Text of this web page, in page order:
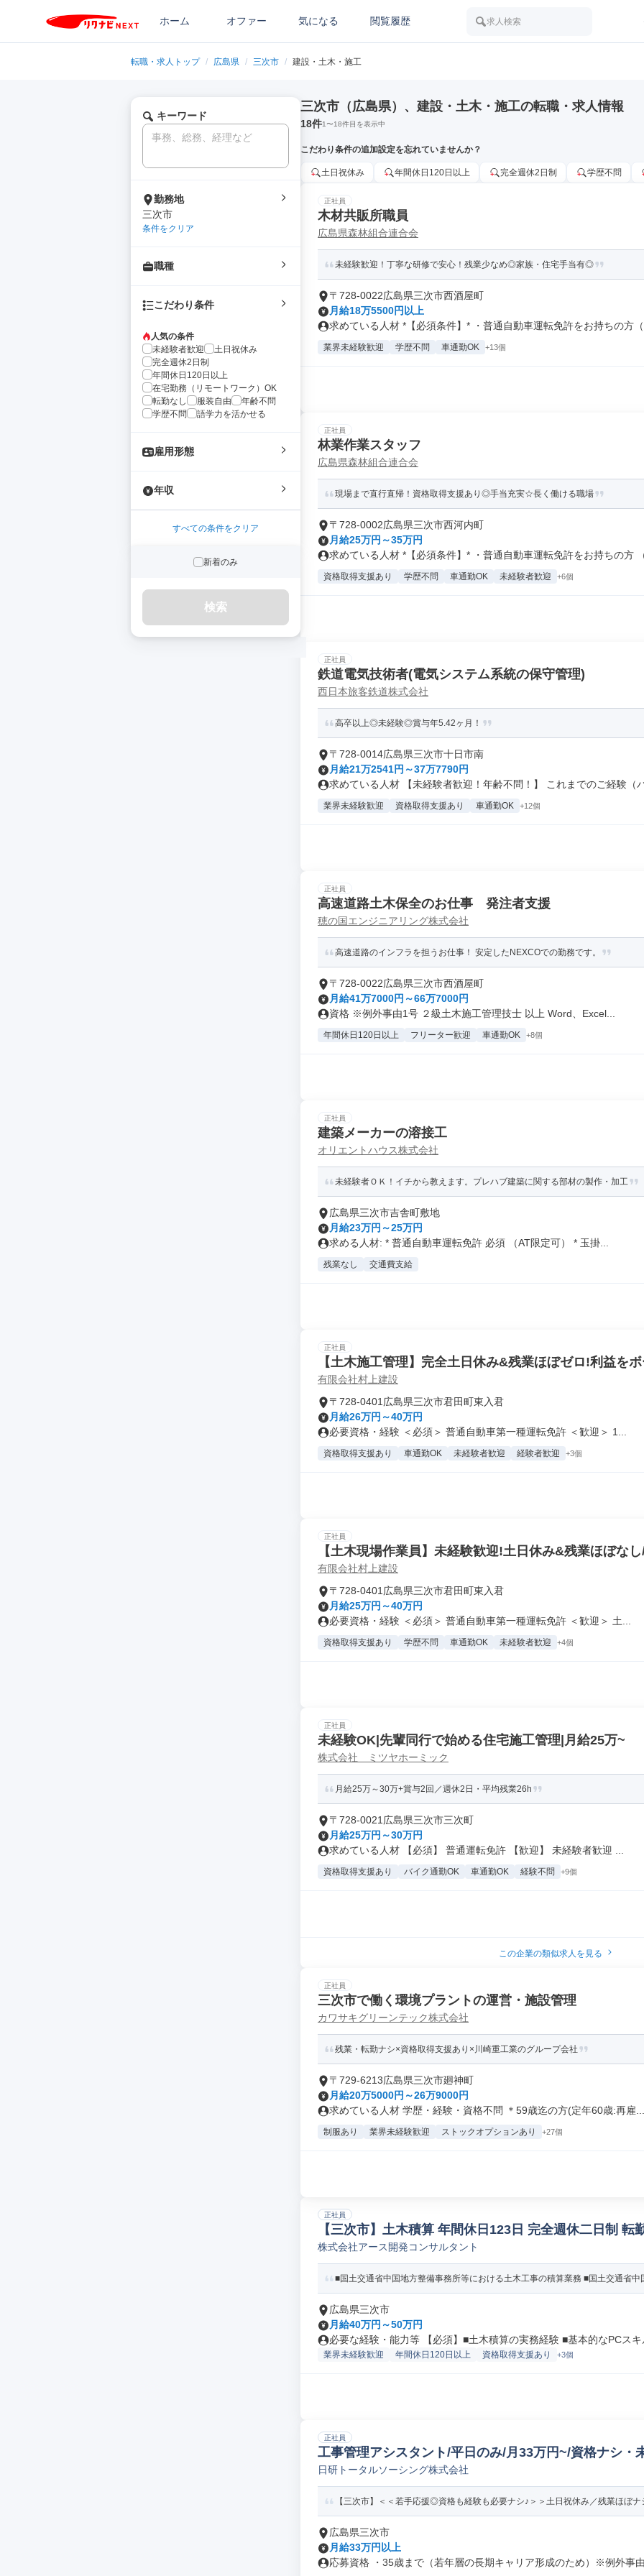
ホーム オファー 気になる 閲覧履歴 求人検索
転職・求人トップ / 広島県 / 三次市 / 建設・土木・施工
キーワード
勤務地
三次市
条件をクリア
職種
こだわり条件
人気の条件
未経験者歓迎
土日祝休み
完全週休2日制
年間休日120日以上
在宅勤務（リモートワーク）OK
転勤なし
服装自由
年齢不問
学歴不問
語学力を活かせる
雇用形態
年収
すべての条件をクリア
新着のみ
検索
三次市（広島県）、建設・土木・施工の転職・求人情報
18件1〜18件目を表示中
こだわり条件の追加設定を忘れていませんか？
土日祝休み 年間休日120日以上 完全週休2日制 学歴不問
正社員
木材共販所職員
広島県森林組合連合会
未経験歓迎！丁寧な研修で安心！残業少なめ◎家族・住宅手当有◎
〒728-0022広島県三次市西酒屋町
月給18万5500円以上
求めている人材 *【必須条件】* ・普通自動車運転免許をお持ちの方
業界未経験歓迎 学歴不問 車通勤OK +13個
正社員
林業作業スタッフ
広島県森林組合連合会
現場まで直行直帰！資格取得支援あり◎手当充実☆長く働ける職場
〒728-0002広島県三次市西河内町
月給25万円～35万円
求めている人材 *【必須条件】* ・普通自動車運転免許をお持ちの方
資格取得支援あり 学歴不問 車通勤OK 未経験者歓迎 +6個
正社員
鉄道電気技術者(電気システム系統の保守管理)
西日本旅客鉄道株式会社
高卒以上◎未経験◎賞与年5.42ヶ月！
〒728-0014広島県三次市十日市南
月給21万2541円～37万7790円
求めている人材 【未経験者歓迎！年齢不問！】 これまでのご経験（
業界未経験歓迎 資格取得支援あり 車通勤OK +12個
正社員
高速道路土木保全のお仕事 発注者支援
穂の国エンジニアリング株式会社
高速道路のインフラを担うお仕事！ 安定したNEXCOでの勤務です。
〒728-0022広島県三次市西酒屋町
月給41万7000円～66万7000円
資格 ※例外事由1号 ２級土木施工管理技士 以上 Word、Excel...
年間休日120日以上 フリーター歓迎 車通勤OK +8個
正社員
建築メーカーの溶接工
オリエントハウス株式会社
未経験者ＯＫ！イチから教えます。プレハブ建築に関する部材の製作・加工
広島県三次市吉舎町敷地
月給23万円～25万円
求める人材: * 普通自動車運転免許 必須 （AT限定可） * 玉掛...
残業なし 交通費支給
正社員
【土木施工管理】完全土日休み&残業ほぼゼロ!利益を
~
有限会社村上建設
〒728-0401広島県三次市君田町東入君
月給26万円～40万円
必要資格・経験 ＜必須＞ 普通自動車第一種運転免許 ＜歓迎＞ 1...
資格取得支援あり 車通勤OK 未経験者歓迎 経験者歓迎 +3個
正社員
【土木現場作業員】未経験歓迎!土日休み&残業ほぼな
担で取得
有限会社村上建設
〒728-0401広島県三次市君田町東入君
月給25万円～40万円
必要資格・経験 ＜必須＞ 普通自動車第一種運転免許 ＜歓迎＞ 土...
資格取得支援あり 学歴不問 車通勤OK 未経験者歓迎 +4個
正社員
未経験OK|先輩同行で始める住宅施工管理|月給25万~
株式会社 ミツヤホーミック
月給25万～30万+賞与2回／週休2日・平均残業26h
〒728-0021広島県三次市三次町
月給25万円～30万円
求めている人材 【必須】 普通運転免許 【歓迎】 未経験者歓迎 ...
資格取得支援あり バイク通勤OK 車通勤OK 経験不問 +9個
この企業の類似求人を見る
正社員
三次市で働く環境プラントの運営・施設管理
カワサキグリーンテック株式会社
残業・転勤ナシ×資格取得支援あり×川崎重工業のグループ会社
〒729-6213広島県三次市廻神町
月給20万5000円～26万9000円
求めている人材 学歴・経験・資格不問 ＊59歳迄の方(定年60歳:再雇...
制服あり 業界未経験歓迎 ストックオプションあり +27個
正社員
【三次市】土木積算 年間休日123日 完全週休二日制 転
株式会社アース開発コンサルタント
■国土交通省中国地方整備事務所等における土木工事の積算業務 ■国土交通省中
広島県三次市
月給40万円～50万円
必要な経験・能力等 【必須】■土木積算の実務経験 ■基本的なPCス
業界未経験歓迎 年間休日120日以上 資格取得支援あり +3個
正社員
工事管理アシスタント/平日のみ/月33万円~/資格ナシ・
日研トータルソーシング株式会社
【三次市】＜＜若手応援◎資格も経験も必要ナシ♪＞＞土日祝休み／残業ほぼ
広島県三次市
月給33万円以上
応募資格 ・35歳まで（若年層の長期キャリア形成のため）※例外事